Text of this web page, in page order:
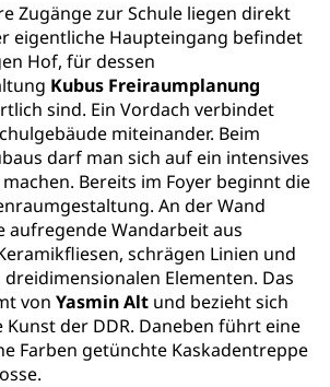
Zugänge zur Schule liegen direkt
eigentliche Haupteingang befindet
Hof, für dessen
Kubus Freiraumplanung
sind. Ein Vordach verbindet
miteinander. Beim
darf man sich auf ein intensives
Bereits im Foyer beginnt die
An der Wand
aufregende Wandarbeit aus
schrägen Linien und
Elementen. Das
von Yasmin Alt und bezieht sich
der DDR. Daneben führt eine
Farben getünchte Kaskadentreppe